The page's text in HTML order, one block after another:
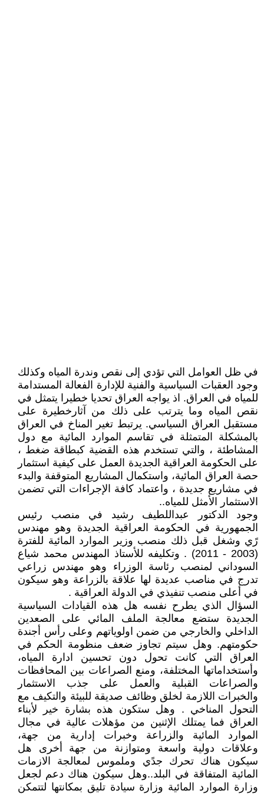
في ظل العوامل التي تؤدي إلى نقص وندرة المياه وكذلك
وجود العقبات السياسية والفنية للإدارة الفعالة المستدامة
للمياه في العراق. اذ يواجه العراق تحديا خطيرا يتمثل في
نقص المياه وما يترتب على ذلك من آثارخطيرة على
مستقبل العراق السياسي. يرتبط تغير المناخ في العراق
بالمشكلة المتمثلة في تقاسم الموارد المائية مع دول
المشاطئة ، والتي تستخدم هذه القضية كبطاقة ضغط ،
على الحكومة العراقية الجديدة العمل على كيفية استثمار
حصة العراق المائية، واستكمال المشاريع المتوقفة والبدء
في مشاريع جديدة ، واعتماد كافة الإجراءات التي تضمن
الاستثمار الأمثل للمياه..
وجود الدكتور عبداللطيف رشيد في منصب رئيس
الجمهورية في الحكومة العراقية الجديدة وهو مهندس
رًي وشغل قبل ذلك منصب وزير الموارد المائية للفترة
(2003 - 2011) . وتكليفه للأستاذ المهندس محمد شياع
السوداني لمنصب رئاسة الوزراء وهو مهندس زراعي
تدرج في مناصب عديدة لها علاقة بالزراعة وهو سيكون
في أعلى منصب تنفيذي في الدولة العراقية .
السؤال الذي يطرح نفسه هل هذه القيادات السياسية
الجديدة ستضع معالجة الملف المائي على الصعدين
الداخلي والخارجي من ضمن اولوياتهم وعلى رأس أجندة
حكومتهم. وهل سيتم تجاوز ضعف منظومة الحكم في
العراق التي كانت تحول دون تحسين ادارة المياه،
وأستخداماتها المختلفة، ومنع الصراعات بين المحافظات
والصراعات القبلية والعمل على جذب الاستثمار
والخبرات اللازمة لخلق وظائف صديقة للبيئة والتكيف مع
التحول المناخي . وهل ستكون هذه بشارة خير لأبناء
العراق فما يمتلك الإثنين من مؤهلات عالية في مجال
الموارد المائية والزراعة وخبرات إدارية من جهة،
وعلاقات دولية واسعة ومتوازنة من جهة أخرى هل
سيكون هناك تحرك جدًي وملموس لمعالجة الازمات
المائية المتفاقة في البلد..وهل سيكون هناك دعم لجعل
وزارة الموارد المائية وزارة سيادة تليق بمكانتها لتتمكن